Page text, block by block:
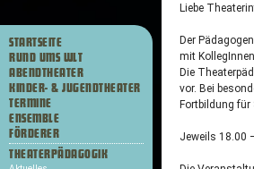
STARTSEITE
RUND UMS WLT
ABENDTHEATER
KINDER- & JUGENDTHEATER
TERMINE
ENSEMBLE
FÖRDERER
THEATERPÄDAGOGIK
Liebe
Der
mit
Die
vor. Bei
Fortbildung für
Jeweils 18.00